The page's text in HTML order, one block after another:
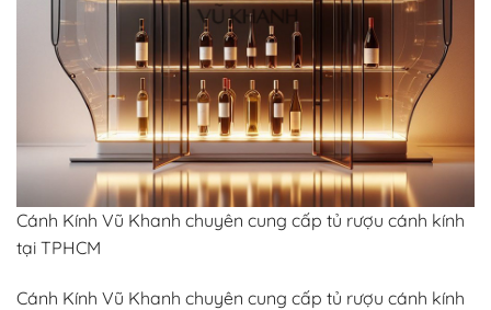
Cánh Kính Vũ Khanh chuyên cung cấp tủ rượu cánh kính
tại TPHCM
Cánh Kính Vũ Khanh chuyên cung cấp tủ rượu cánh kính